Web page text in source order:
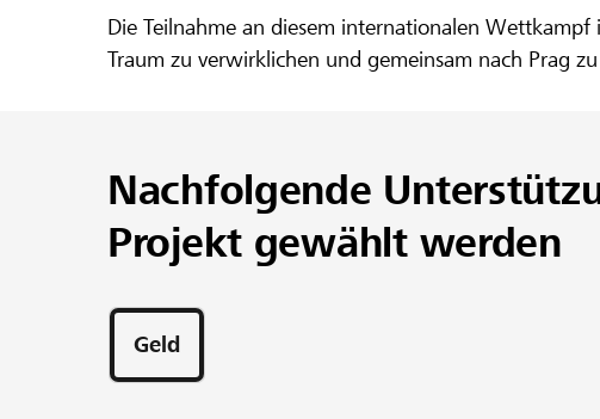
Die Teilnahme an diesem internationalen
Traum zu verwirklichen und gemeinsam nach Prag
Nachfolgende
Projekt gewählt werden
Geld